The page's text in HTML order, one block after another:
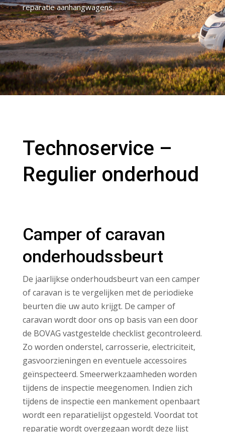
reparatie aanhangwagens.
Technoservice –
Regulier onderhoud
Camper of caravan
onderhoudssbeurt
De jaarlijkse onderhoudsbeurt van een camper
of caravan is te vergelijken met de periodieke
beurten die uw auto krijgt. De camper of
caravan wordt door ons op basis van een door
de BOVAG vastgestelde checklist gecontroleerd.
Zo worden onderstel, carrosserie, electriciteit,
gasvoorzieningen en eventuele accessoires
geïnspecteerd. Smeerwerkzaamheden worden
tijdens de inspectie meegenomen. Indien zich
tijdens de inspectie een mankement openbaart
wordt een reparatielijst opgesteld. Voordat tot
reparatie wordt overgegaan wordt deze lijst